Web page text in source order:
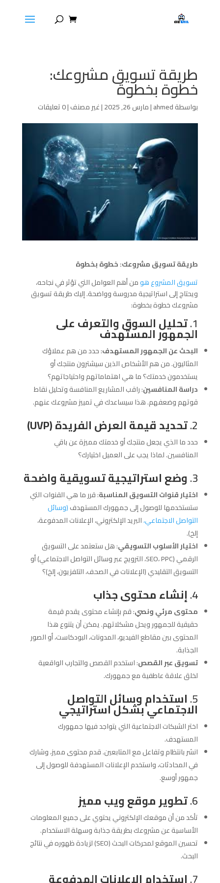
طريقة تسويق مشروعك:
خطوة بخطوة
بواسطةahmed
|مارس 26, 2025 |غير مصنف|0 تعليقات
طريقة تسويق مشروعك: خطوة بخطوة
تسويق المشروع هومن أهم العوامل التي تؤثر في نجاحه،
ويحتاج إلى استراتيجية مدروسة وواضحة. إليك طريقة تسويق
مشروعك خطوة بخطوة:
1. تحليل السوق والتعرف على
الجمهور المستهدف
البحث عن الجمهور المستهدف: حدد من هم عملاؤك
المثاليون. من هم الأشخاص الذين سيشترون منتجك أو
يستخدمون خدمتك؟ ما هي اهتماماتهم واحتياجاتهم؟
دراسة المنافسين: راقب المشاريع المنافسة وتحليل نقاط
قوتهم وضعفهم. هذا سيساعدك في تمييز مشروعك عنهم.
2. تحديد قيمة العرض الفريدة (UVP)
حدد ما الذي يجعل منتجك أو خدمتك مميزة عن باقي
المنافسين. لماذا يجب على العميل اختيارك؟
3. وضع استراتيجية تسويقية واضحة
اختيار قنوات التسويق المناسبة: قرر ما هي القنوات التي
ستستخدمها للوصول إلى جمهورك المستهدف(وسائل
التواصل الاجتماعي،البريد الإلكتروني، الإعلانات المدفوعة،
إلخ).
اختيار الأسلوب التسويقي: هل ستعتمد على التسويق
الرقمي (SEO، PPC، الترويج عبر وسائل التواصل الاجتماعي) أو
التسويق التقليدي (الإعلانات في الصحف، التلفزيون، إلخ)؟
4. إنشاء محتوى جذاب
محتوى مرئي ونصي: قم بإنشاء محتوى يقدم قيمة
حقيقية للجمهور ويحل مشكلاتهم. يمكن أن يتنوع هذا
المحتوى بين مقاطع الفيديو، المدونات، البودكاست، أو الصور
الجذابة.
تسويق عبر القصص: استخدم القصص والتجارب الواقعية
لخلق علاقة عاطفية مع جمهورك.
5. استخدام وسائل التواصل
الاجتماعي بشكل استراتيجي
اختر الشبكات الاجتماعية التي يتواجد فيها جمهورك
المستهدف.
انشر بانتظام وتفاعل مع المتابعين. قدم محتوى مميز، وشارك
في المحادثات، واستخدم الإعلانات المستهدفة للوصول إلى
جمهور أوسع.
6. تطوير موقع ويب مميز
تأكد من أن موقعك الإلكتروني يحتوي على جميع المعلومات
الأساسية عن مشروعك بطريقة جذابة وسهلة الاستخدام.
تحسين الموقع لمحركات البحث (SEO) لزيادة ظهوره في نتائج
البحث.